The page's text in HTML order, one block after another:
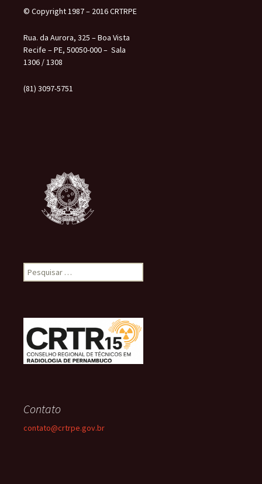
© Copyright 1987 – 2016 CRTRPE
Rua. da Aurora, 325 – Boa Vista
Recife – PE, 50050-000 – Sala
1306 / 1308
(81) 3097-5751
Pesquisar
por:
Contato
contato@crtrpe.gov.br